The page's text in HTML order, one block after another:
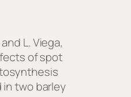
L. Viega,
of spot
in two barley